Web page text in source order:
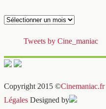
Archives
Tweets by Cine_maniac
Copyright 2015 ©Cinemaniac.fr
Légales Designed by